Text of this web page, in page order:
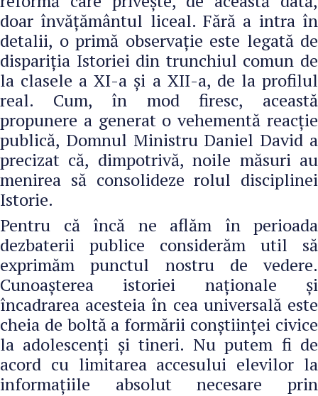
doar învățământul liceal. Fără a intra în
detalii, o primă observație este legată de
dispariția Istoriei din trunchiul comun de
la clasele a XI-a și a XII-a, de la profilul
real. Cum, în mod firesc, această
propunere a generat o vehementă reacție
publică, Domnul Ministru Daniel David a
precizat că, dimpotrivă, noile măsuri au
menirea să consolideze rolul disciplinei
Istorie.
Pentru că încă ne aflăm în perioada
dezbaterii publice considerăm util să
exprimăm punctul nostru de vedere.
Cunoașterea istoriei naționale și
încadrarea acesteia în cea universală este
cheia de boltă a formării conștiinței civice
la adolescenţi şi tineri. Nu putem fi de
acord cu limitarea accesului elevilor la
informaţiile absolut necesare prin